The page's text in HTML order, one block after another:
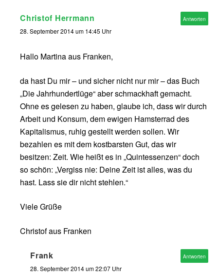
Christof Herrmann
28. September 2014 um 14:45 Uhr
Hallo Martina aus Franken,
da hast Du mir – und sicher nicht nur mir – das Buch
„Die Jahrhundertlüge“ aber schmackhaft gemacht.
Ohne es gelesen zu haben, glaube ich, dass wir durch
Arbeit und Konsum, dem ewigen Hamsterrad des
Kapitalismus, ruhig gestellt werden sollen. Wir
bezahlen es mit dem kostbarsten Gut, das wir
besitzen: Zeit. Wie heißt es in „Quintessenzen“ doch
so schön: „Vergiss nie: Deine Zeit ist alles, was du
hast. Lass sie dir nicht stehlen.“
Viele Grüße
Christof aus Franken
Antworten
Frank
28. September 2014 um 22:07 Uhr
Antworten